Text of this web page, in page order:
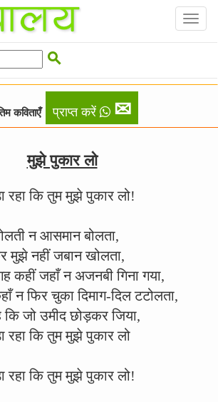

कविताएँ प्राप्त करें ✉
मुझे पुकार लो
रहा कि तुम मुझे पुकार लो!
न आसमान बोलता,
मुझे नहीं जबान खोलता,
जहाँ न अजनबी गिना गया,
फिर चुका दिमाग-दिल टटोलता,
कि जो उमीद छोड़कर जिया,
रहा कि तुम मुझे पुकार लो
रहा कि तुम मुझे पुकार लो!